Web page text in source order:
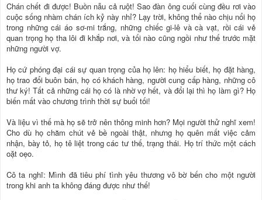
Chán chết đi được! Buồn nẫu cả ruột! Sao đàn ông cuối cùng đều rơi vào
cuộc sống nhàm chán ích kỷ này nhỉ? Lạy trời, không thể nào chịu nổi họ
trong những cái áo sơ-mi trắng, những chiếc gi-lê và cà vạt, rồi cái vẻ
quan trọng họ tha lôi đi khắp nơi, và tối nào cũng ngồi như thế trước mặt
những người vợ.
Họ cứ phóng đại cái sự quan trọng của họ lên: họ hiểu biết, họ đặt hàng,
họ trao đổi buôn bán, họ có khách hàng, người cung cấp hàng, những cô
thư ký! Tất cả những cái họ có là nhờ vợ hết, và đổi lại thì họ làm gì? Họ
biến mất vào chương trình thời sự buổi tối!
Và liệu vì thế mà họ sẽ trở nên thông minh hơn? Mọi người thử nghĩ xem!
Cho dù họ chăm chút vẻ bề ngoài thật, nhưng họ quên mất việc cảm
nhận, bày tỏ, họ tê liệt trong các tư thế, trạng thái. Họ trí thức một cách
oặt oẹo.
Cô ta nghĩ: Mình đã tiêu phí tình yêu thương vô bờ bến cho một người
trong khi anh ta không đáng được như thế!